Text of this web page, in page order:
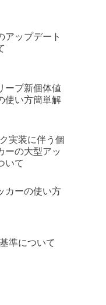
アップデート
ープ新個体値
使い方簡単解
実装に伴う個
ーの大型アッ
いて
カーの使い方
準について